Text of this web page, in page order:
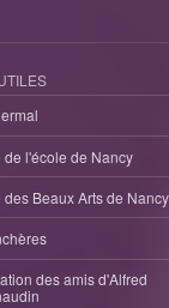
de l'école de Nancy
des Beaux Arts de Nancy
des amis d'Alfred